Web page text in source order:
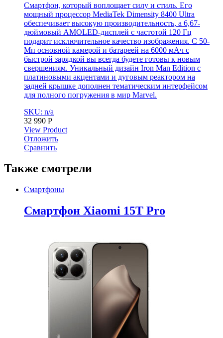
Смартфон, который воплощает силу и стиль. Его
мощный процессор MediaTek Dimensity 8400 Ultra
обеспечивает высокую производительность, а 6,67-
дюймовый AMOLED-дисплей с частотой 120 Гц
подарит исключительное качество изображения. С 50-
Мп основной камерой и батареей на 6000 мАч с
быстрой зарядкой вы всегда будете готовы к новым
свершениям. Уникальный дизайн Iron Man Edition с
платиновыми акцентами и дуговым реактором на
задней крышке дополнен тематическим интерфейсом
для полного погружения в мир Marvel.
SKU: n/a
32 990 Р
View Product
Отложить
Сравнить
Также смотрели
Смартфоны
Смартфон Xiaomi 15T Pro